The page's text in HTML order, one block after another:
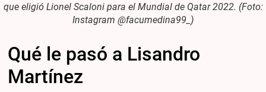
que eligió Lionel Scaloni para el Mundial de Qatar 2022. (Foto:
Instagram @facumedina99_)
Qué le pasó a Lisandro
Martínez